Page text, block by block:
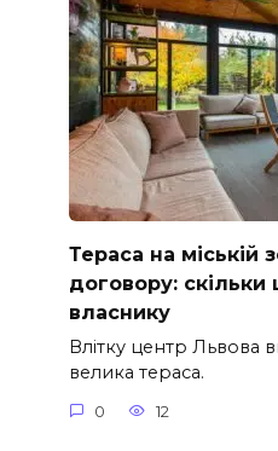
Тераса на міській
договору:
власнику
Влітку центр Львова
велика тераса.
0 12